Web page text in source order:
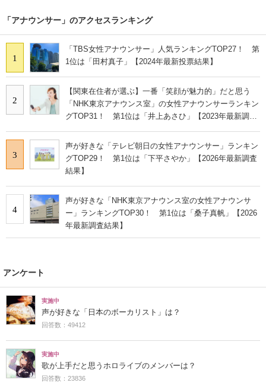
「アナウンサー」のアクセスランキング
1
「TBS女性アナウンサー」人気ランキングTOP27！ 第
1位は「田村真子」【2024年最新投票結果】
2
【関東在住者が選ぶ】一番「笑顔が魅力的」だと思う
「NHK東京アナウンス室」の女性アナウンサーランキン
グTOP31！ 第1位は「井上あさひ」【2023年最新調査
3
声が好きな「テレビ朝日の女性アナウンサー」ランキン
グTOP29！ 第1位は「下平さやか」【2026年最新調査
結果】
4
声が好きな「NHK東京アナウンス室の女性アナウンサ
ー」ランキングTOP30！ 第1位は「桑子真帆」【2026
年最新調査結果】
アンケート
実施中
声が好きな「日本のボーカリスト」は？
回答数：49412
実施中
歌が上手だと思うホロライブのメンバーは？
回答数：23836